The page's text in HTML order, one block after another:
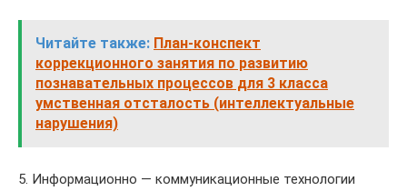
Читайте также: План-конспект
коррекционного занятия по развитию
познавательных процессов для 3 класса
умственная отсталость (интеллектуальные
нарушения)
5. Информационно — коммуникационные технологии